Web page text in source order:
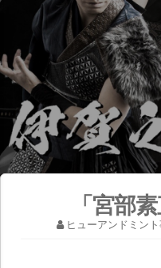
「宮部
ヒューアンドミン